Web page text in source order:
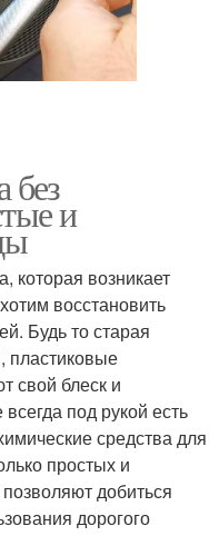
без
и
которая возникает
восстановить
Будь то старая
пластиковые
свой блеск и
под рукой есть
средства для
простых и
добиться
дорогого